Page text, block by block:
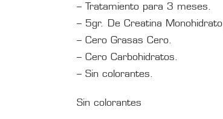
– Tratamiento para 3 meses.
– 5gr. De Creatina
– Cero Grasas Cero.
– Cero Carbohidratos.
– Sin colorantes.
Sin colorantes